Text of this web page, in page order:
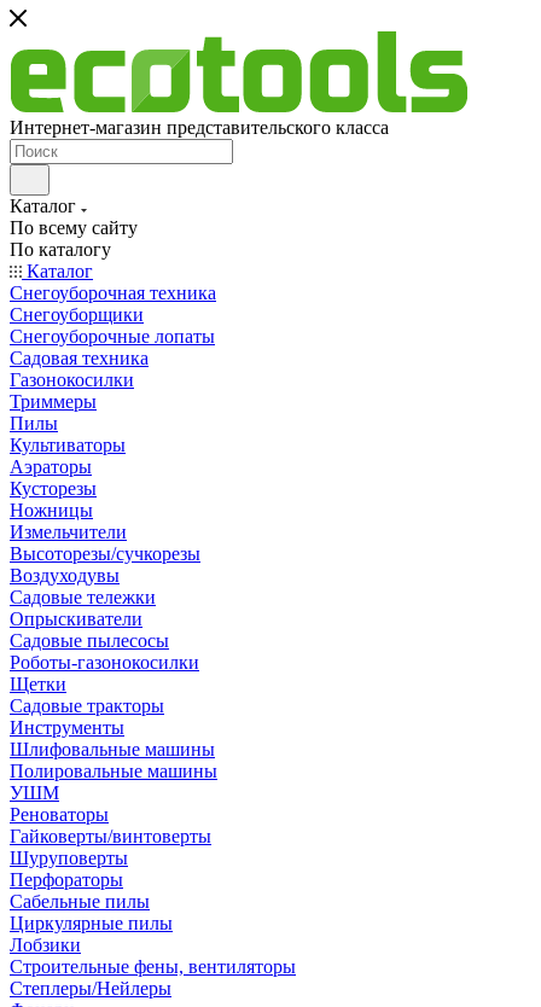
Интернет-магазин представительского класса
Каталог
По всему сайту
По каталогу
Каталог
Снегоуборочная техника
Снегоуборщики
Снегоуборочные лопаты
Садовая техника
Газонокосилки
Триммеры
Пилы
Культиваторы
Аэраторы
Кусторезы
Ножницы
Измельчители
Высоторезы/сучкорезы
Воздуходувы
Садовые тележки
Опрыскиватели
Садовые пылесосы
Роботы-газонокосилки
Щетки
Садовые тракторы
Инструменты
Шлифовальные машины
Полировальные машины
УШМ
Реноваторы
Гайковерты/винтоверты
Шуруповерты
Перфораторы
Сабельные пилы
Циркулярные пилы
Лобзики
Строительные фены, вентиляторы
Степлеры/Нейлеры